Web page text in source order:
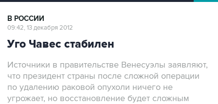
В РОССИИ
09:42, 13 декабря 2012
Уго Чавес стабилен
Источники в правительстве Венесуэлы заявляют,
что президент страны после сложной операции
по удалению раковой опухоли ничего не
угрожает, но восстановление будет сложным